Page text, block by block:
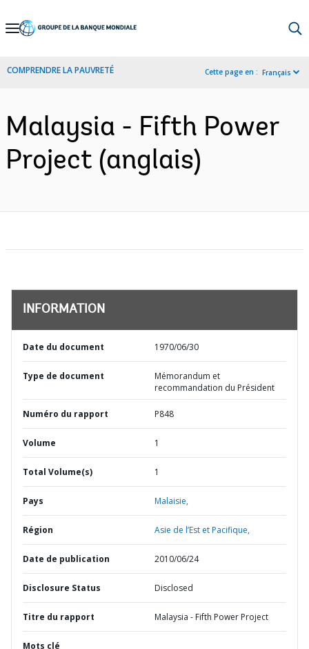
Skip
Navigation
COMPRENDRE LA PAUVRETÉ Cette page en : Français
Malaysia - Fifth Power
Project (anglais)
INFORMATION
Date du document 1970/06/30
Type de document
Mémorandum et
recommandation du Président
Numéro du rapport P848
Volume 1
Total Volume(s) 1
Pays Malaisie,
Région Asie de l’Est et Pacifique,
Date de publication 2010/06/24
Disclosure Status Disclosed
Titre du rapport Malaysia - Fifth Power Project
Mots clé